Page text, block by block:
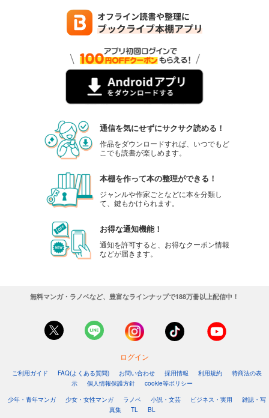
通信を気にせずにサクサク読める！
作品をダウンロードすれば、いつでもど
こでも読書が楽しめます。
本棚を作って本の整理ができる！
ジャンルや作家ごとなどに本を分類し
て、鍵もかけられます。
お得な通知機能！
通知を許可すると、お得なクーポン情報
などが届きます。
無料マンガ・ラノベなど、豊富なラインナップで188万冊以上配信中！
ログイン
ご利用ガイド FAQ(よくある質問) お問い合わせ 採用情報 利用規約
特商法の表
示
個人情報保護方針
cookie等ポリシー
少年・青年マンガ
少女・女性マンガ ラノベ 小説・文芸 ビジネス・実用
雑誌・写
真集
TL BL